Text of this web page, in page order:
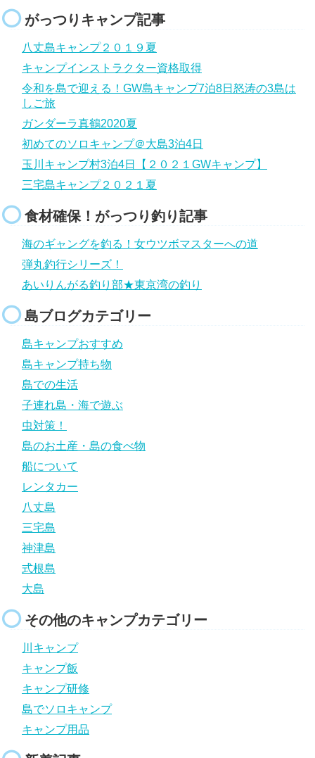
がっつりキャンプ記事
八丈島キャンプ２０１９夏
キャンプインストラクター資格取得
令和を島で迎える！GW島キャンプ7泊8日怒涛の3島は
しご旅
ガンダーラ真鶴2020夏
初めてのソロキャンプ＠大島3泊4日
玉川キャンプ村3泊4日【２０２１GWキャンプ】
三宅島キャンプ２０２１夏
食材確保！がっつり釣り記事
海のギャングを釣る！女ウツボマスターへの道
弾丸釣行シリーズ！
あいりんがる釣り部★東京湾の釣り
島ブログカテゴリー
島キャンプおすすめ
島キャンプ持ち物
島での生活
子連れ島・海で遊ぶ
虫対策！
島のお土産・島の食べ物
船について
レンタカー
八丈島
三宅島
神津島
式根島
大島
その他のキャンプカテゴリー
川キャンプ
キャンプ飯
キャンプ研修
島でソロキャンプ
キャンプ用品